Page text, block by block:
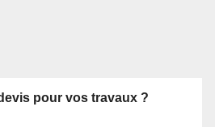
pour vos travaux ?